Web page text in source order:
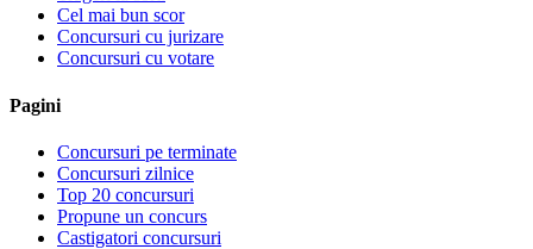
Cel mai bun scor
Concursuri cu jurizare
Concursuri cu votare
Pagini
Concursuri pe terminate
Concursuri zilnice
Top 20 concursuri
Propune un concurs
Castigatori concursuri